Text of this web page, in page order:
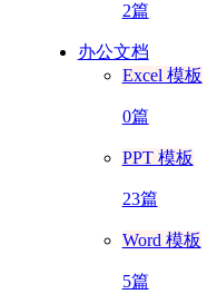
2篇
办公文档
Excel 模板
0篇
PPT 模板
23篇
Word 模板
5篇